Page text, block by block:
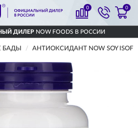
0 0
ДИЛЕРNOW FOODS В РОССИИ
БАДЫ АНТИОКСИДАНТ NOW SOY